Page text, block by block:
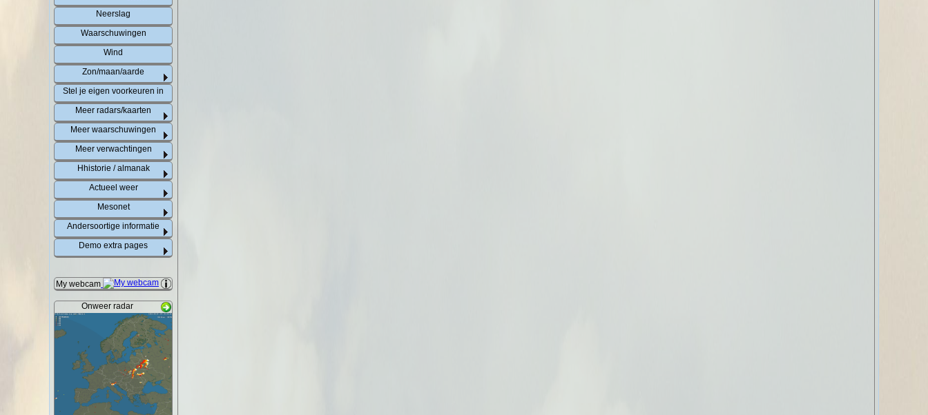
Neerslag
Waarschuwingen
Wind
Zon/maan/aarde
Stel je eigen voorkeuren in
Meer radars/kaarten
Meer waarschuwingen
Meer verwachtingen
Hhistorie / almanak
Actueel weer
Mesonet
Andersoortige informatie
Demo extra pages
My webcam
Onweer radar